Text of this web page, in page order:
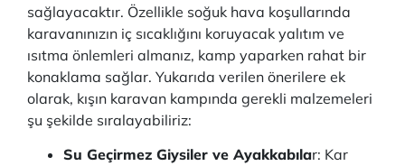
sağlayacaktır. Özellikle soğuk hava koşullarında
karavanınızın iç sıcaklığını koruyacak yalıtım ve
ısıtma önlemleri almanız, kamp yaparken rahat bir
konaklama sağlar. Yukarıda verilen önerilere ek
olarak, kışın karavan kampında gerekli malzemeleri
şu şekilde sıralayabiliriz:
Su Geçirmez Giysiler ve Ayakkabılar: Kar